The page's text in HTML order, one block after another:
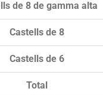
Total
de 8 de gamma alta
Castells de 8
Castells de 6